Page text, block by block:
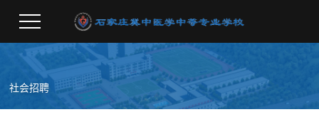
社会招聘